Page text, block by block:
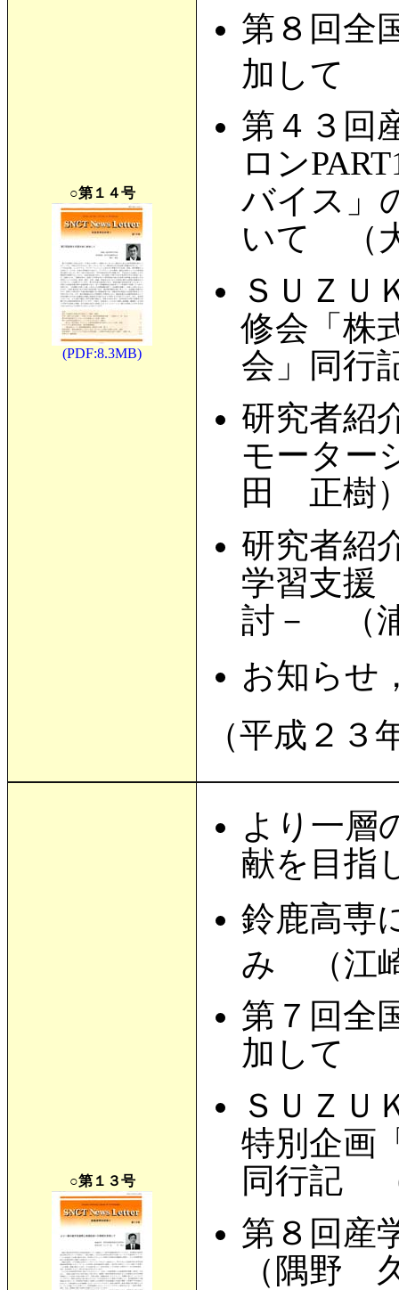
○第１４号
(PDF:8.3MB)
第８回全
加して
第４３回
ロン
バイス」
いて （
ＳＵＺＵ
修会「株
会」同
研究者紹
モーター
田 正樹
研究者紹
学習支援
討－ （
お知らせ
（平成２
○第１３号
より一層
献を目
鈴鹿高専
み （江
第７回全
加して
ＳＵＺＵ
特別企画
同行記
第８回産
（隅野